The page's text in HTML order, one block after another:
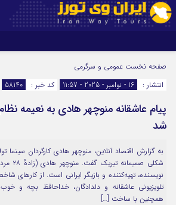
اینستاگرام
صفحه نخست عمومی و سرگرمی
انتشار :
16 - نوامبر - 2025 - 11:57 کد خبر : 58140
پیام عاشقانه منوچهر هادی به نعیمه
شد
به گزارش اقتصاد آنلاین، منوچهر هادی کارگردان سینما
نویسنده، تهیه‌کننده و بازیگر ایرانی است. از
تلویزیونی عاشقانه و دلدادگان، خداحافظ بچه و
همچنین با ساخت […]